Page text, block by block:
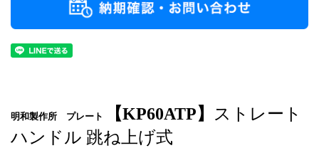
明和製作所 プレート 【KP60ATP】
ストレート
ハンドル 跳ね上げ式